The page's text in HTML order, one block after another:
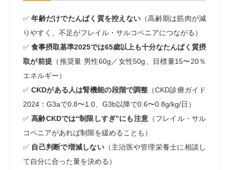
✅年齢だけでたんぱく質を控えない （高齢期は筋肉が減
りやすく、不足がフレイル・サルコペニアにつながる）
✅ 食事摂取基準2025では65歳以上も十分なたんぱく質摂
取が前提 （推奨量 男性60g／女性50g、目標量15〜20％
エネルギー）
✅CKDがある人は腎機能の段階で調整 （CKD診療ガイド
2024：G3aで0.8〜1.0、G3b以降で0.6〜0.8g/kg/日）
✅高齢CKDでは“制限しすぎ”にも注意（フレイル・サル
コペニアがあれば制限を緩めることも）
✅ 自己判断で増減しない（主治医や管理栄養士に相談し
て自分に合った量を決める）